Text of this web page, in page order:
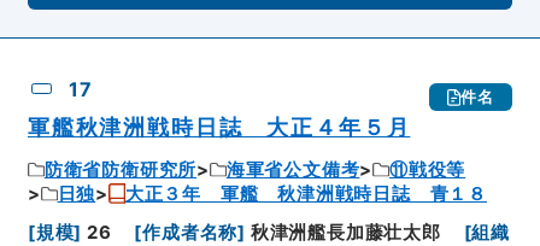
17 件名
軍艦秋津洲戦時日誌 大正４年５月
防衛省防衛研究所 海軍省公文備考
⑪戦役等
日独
大正３年 軍艦 秋津洲戦時日誌 青１８
[規模] 26 [作成者名称] 秋津洲艦長加藤壮太郎 [組織